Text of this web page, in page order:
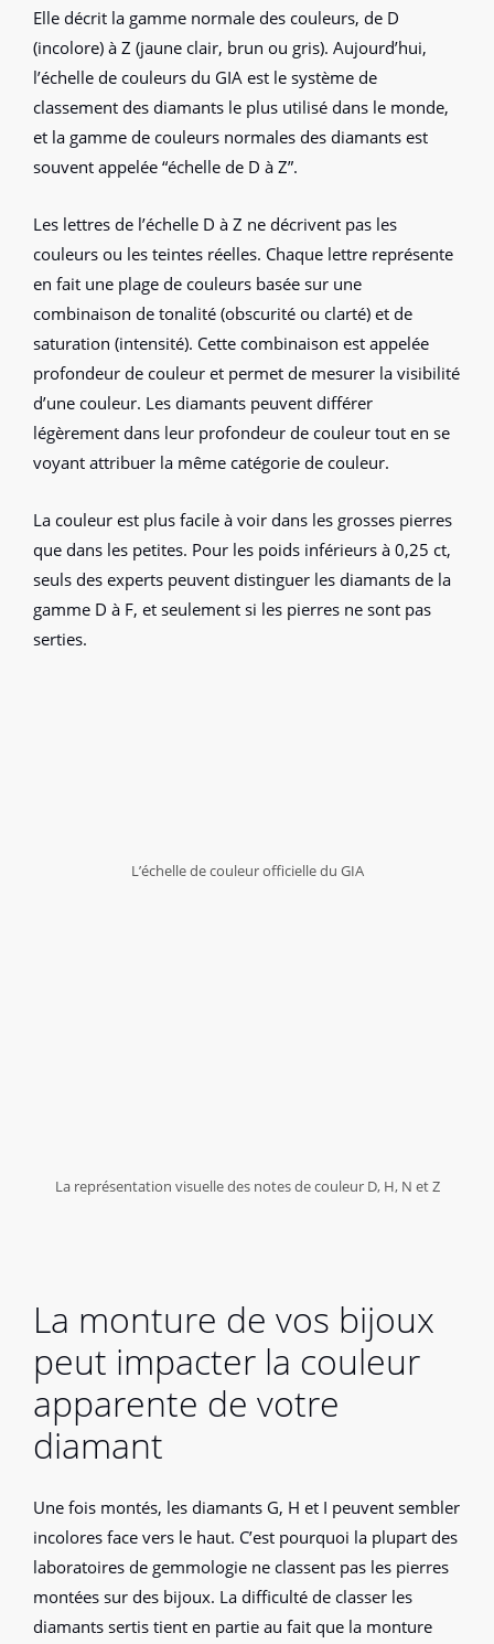
Elle décrit la gamme normale des couleurs, de D
(incolore) à Z (jaune clair, brun ou gris). Aujourd’hui,
l’échelle de couleurs du GIA est le système de
classement des diamants le plus utilisé dans le monde,
et la gamme de couleurs normales des diamants est
souvent appelée “échelle de D à Z”.
Les lettres de l’échelle D à Z ne décrivent pas les
couleurs ou les teintes réelles. Chaque lettre représente
en fait une plage de couleurs basée sur une
combinaison de tonalité (obscurité ou clarté) et de
saturation (intensité). Cette combinaison est appelée
profondeur de couleur et permet de mesurer la visibilité
d’une couleur. Les diamants peuvent différer
légèrement dans leur profondeur de couleur tout en se
voyant attribuer la même catégorie de couleur.
La couleur est plus facile à voir dans les grosses pierres
que dans les petites. Pour les poids inférieurs à 0,25 ct,
seuls des experts peuvent distinguer les diamants de la
gamme D à F, et seulement si les pierres ne sont pas
serties.
L’échelle de couleur officielle du GIA
La représentation visuelle des notes de couleur D, H, N et Z
La monture de vos bijoux
peut impacter la couleur
apparente de votre
diamant
Une fois montés, les diamants G, H et I peuvent sembler
incolores face vers le haut. C’est pourquoi la plupart des
laboratoires de gemmologie ne classent pas les pierres
montées sur des bijoux. La difficulté de classer les
diamants sertis tient en partie au fait que la monture